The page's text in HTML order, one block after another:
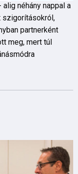
néhány nappal a
partnerként
meg, mert túl